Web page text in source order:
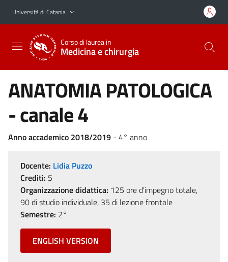
Vai al contenuto principale
Vai al menu di navigazione
Università di Catania
Corso di laurea in
Medicina e chirurgia
ANATOMIA PATOLOGICA
- canale 4
Anno accademico 2018/2019 - 4° anno
Docente: Lidia Puzzo
Crediti: 5
Organizzazione didattica: 125 ore d'impegno totale,
90 di studio individuale, 35 di lezione frontale
Semestre: 2°
ENGLISH VERSION